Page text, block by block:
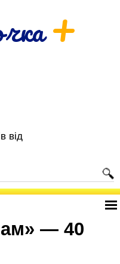
+
від
— 40